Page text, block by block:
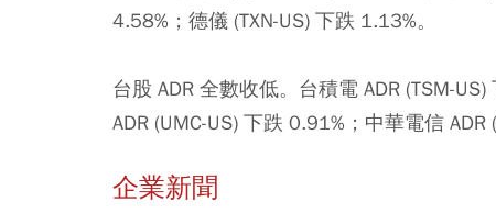
4.58%；德儀 (TXN-US) 下跌 1.13%。
台股 ADR 全數收低。台積電 ADR (TSM-
ADR (UMC-US) 下跌 0.91%；中華電信 ADR
企業新聞